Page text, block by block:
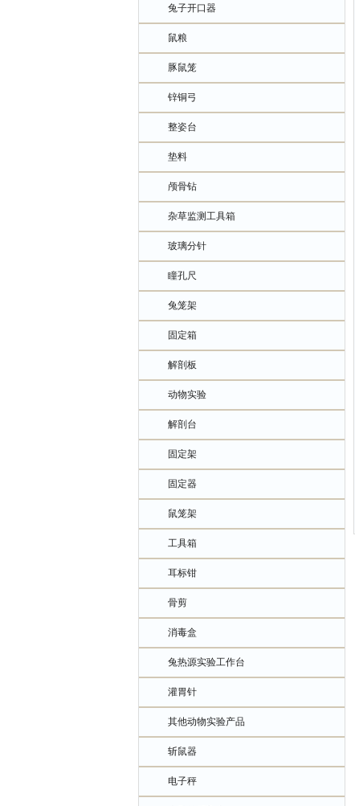
兔子开口器
鼠粮
豚鼠笼
锌铜弓
整姿台
垫料
颅骨钻
杂草监测工具箱
玻璃分针
瞳孔尺
兔笼架
固定箱
解剖板
动物实验
解剖台
固定架
固定器
鼠笼架
工具箱
耳标钳
骨剪
消毒盒
兔热源实验工作台
灌胃针
其他动物实验产品
斩鼠器
电子秤